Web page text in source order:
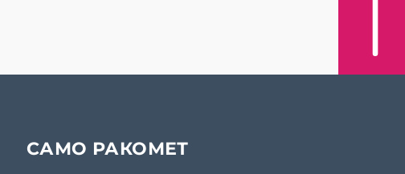
САМО РАКОМЕТ